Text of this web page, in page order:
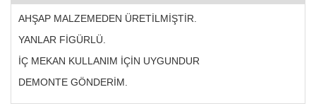
AHŞAP MALZEMEDEN ÜRETİLMİŞTİR.
YANLAR FİGÜRLÜ.
İÇ MEKAN KULLANIM İÇİN UYGUNDUR
DEMONTE GÖNDERİM.